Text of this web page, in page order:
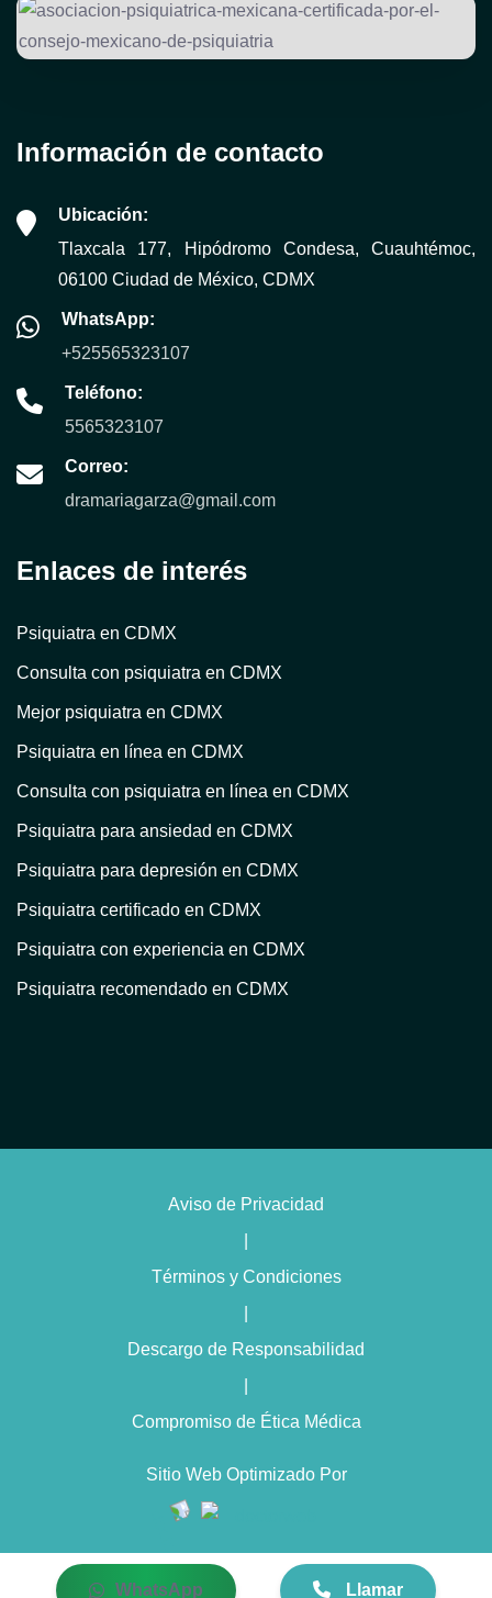
WhatsApp Llamar
Información de contacto
Ubicación:
Tlaxcala 177, Hipódromo Condesa, Cuauhtémoc,
06100 Ciudad de México, CDMX
WhatsApp:
+525565323107
Teléfono:
5565323107
Correo:
dramariagarza@gmail.com
Enlaces de interés
Psiquiatra en CDMX
Consulta con psiquiatra en CDMX
Mejor psiquiatra en CDMX
Psiquiatra en línea en CDMX
Consulta con psiquiatra en línea en CDMX
Psiquiatra para ansiedad en CDMX
Psiquiatra para depresión en CDMX
Psiquiatra certificado en CDMX
Psiquiatra con experiencia en CDMX
Psiquiatra recomendado en CDMX
Psiquiatra con terapia en CDMX
Psiquiatra con terapia cognitivo conductual en CDMX
Psiquiatra especialista en insomnio en CDMX
Psiquiatra experto en trastornos de personalidad en CDMX
Psiquiatra para trastornos alimenticios en CDMX
Consulta inicial psiquiátrica en CDMX
Psiquiatra para crisis emocionales en CDMX
Psiquiatra por videollamada en CDMX
Tratamiento psiquiátrico en CDMX
Aviso de Privacidad
Términos y Condiciones
Descargo de Responsabilidad
Compromiso de Ética Médica
Sitio Web Optimizado Por